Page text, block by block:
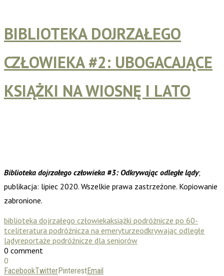
BIBLIOTEKA DOJRZAŁEGO
CZŁOWIEKA #2: UBOGACAJĄCE
KSIĄŻKI NA WIOSNĘ I LATO
Biblioteka dojrzałego człowieka #3: Odkrywając odległe lądy;
publikacja: lipiec 2020. Wszelkie prawa zastrzeżone. Kopiowanie
zabronione.
biblioteka dojrzałego człowiekaksiążki podróżnicze po 60-
tceliteratura podróżnicza na emeryturzeodkrywając odległe
lądyreportaże podróżnicze dla seniorów
0 comment
0
FacebookTwitterPinterestEmail